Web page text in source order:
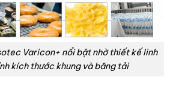
Varicon+ nổi bật nhờ thiết kế linh
kích thước khung và băng tải